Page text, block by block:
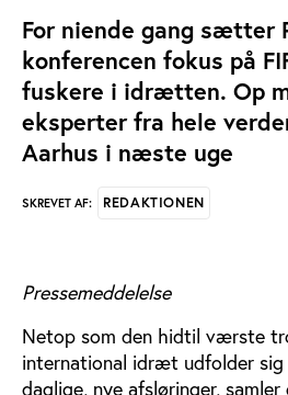
For niende gang sætter
konferencen fokus på
fuskere i idrætten. Op
eksperter fra hele
Aarhus i næste uge
SKREVET AF: REDAKTIONEN
Pressemeddelelse
Netop som den hidtil værste
international idræt udfolder sig
daglige, nye afsløringer,